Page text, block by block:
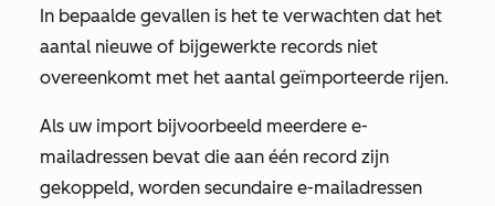
In bepaalde gevallen is het te verwachten dat het
aantal nieuwe of bijgewerkte records niet
overeenkomt met het aantal geïmporteerde rijen.
Als uw import bijvoorbeeld meerdere e-
mailadressen bevat die aan één record zijn
gekoppeld, worden secundaire e-mailadressen